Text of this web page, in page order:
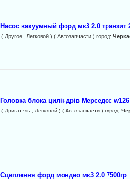
Насос вакуумный форд мк3 2.0 транзит
( Другое , Легковой ) ( Автозапчасти ) город:
Головка блока циліндрів Мерседес
( Двигатель , Легковой ) ( Автозапчасти ) город:
Сцеплення форд мондео мк3 2.0 7500гр